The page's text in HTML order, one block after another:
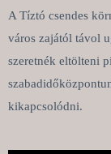
A Tíztó csendes
város zajától távol
szeretnék eltölteni
kikapcsolódni.